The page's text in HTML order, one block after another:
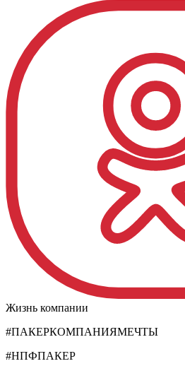
Жизнь компании
#ПАКЕРКОМПАНИЯМЕЧТЫ
#НПФПАКЕР